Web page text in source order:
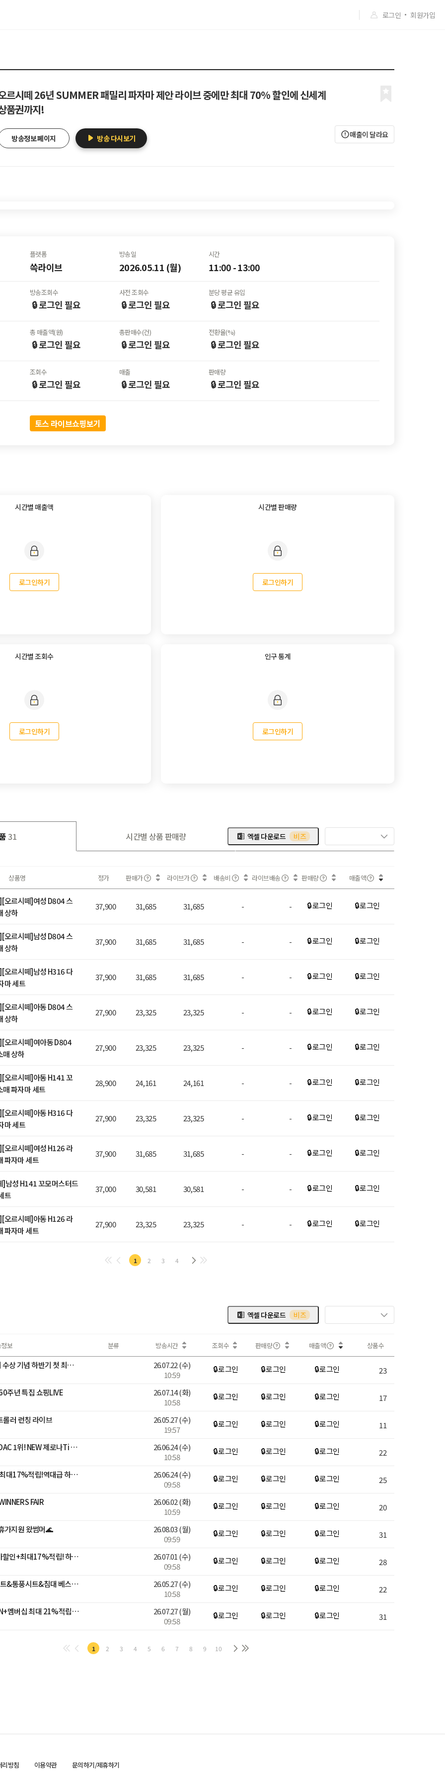
로그인 회원가입
르시떼 26년 SUMMER 패밀리 파자마 제안 라이브 중에만 최대 70% 할인에 신세계
품권까지!
방송정보 페이지 방송 다시보기 매출이 달라요
플랫폼
쓱라이브
방송일
2026.05.11 (월)
시간
11:00 - 13:00
방송조회수
🔒 로그인 필요
사전 조회수
🔒 로그인 필요
분당 평균 유입
🔒 로그인 필요
총 매출액(원)
🔒 로그인 필요
총판매수(건)
🔒 로그인 필요
전환율(%)
🔒 로그인 필요
조회수
🔒 로그인 필요
매출
🔒 로그인 필요
판매량
🔒 로그인 필요
토스 라이브쇼핑보기
시간별 매출액
로그인하기
시간별 판매량
로그인하기
시간별 조회수
로그인하기
인구 통계
로그인하기
31 시간별 상품 판매량 엑셀 다운로드 비즈
상품명 정가 판매가 라이브가 배송비 라이브배송 판매량 매출액
오르시떼]여성 D804 스
상하
37,900 31,685 31,685 - - 🔒 로그인 🔒 로그인
오르시떼]남성 D804 스
상하
37,900 31,685 31,685 - - 🔒 로그인 🔒 로그인
오르시떼]남성 H316 다
마 세트
37,900 31,685 31,685 - - 🔒 로그인 🔒 로그인
오르시떼]아동 D804 스
상하
27,900 23,325 23,325 - - 🔒 로그인 🔒 로그인
오르시떼]여아동 D804
매 상하
27,900 23,325 23,325 - - 🔒 로그인 🔒 로그인
오르시떼]아동 H141 꼬
매 파자마 세트
28,900 24,161 24,161 - - 🔒 로그인 🔒 로그인
오르시떼]아동 H316 다
마 세트
27,900 23,325 23,325 - - 🔒 로그인 🔒 로그인
오르시떼]여성 H126 라
파자마 세트
37,900 31,685 31,685 - - 🔒 로그인 🔒 로그인
남성 H141 꼬모머스터드
트
37,000 30,581 30,581 - - 🔒 로그인 🔒 로그인
오르시떼]아동 H126 라
파자마 세트
27,900 23,325 23,325 - - 🔒 로그인 🔒 로그인
1 2 3 4
엑셀 다운로드 비즈
보 분류 방송시간 조회수 판매량 매출액 상품수
[베스트어워즈] 누적 600회 수상 기념 하반기 첫 최대 혜택 LIVE 26.07.22(수)
10:59
🔒 로그인 🔒 로그인 🔒 로그인 23
주년 특집 쇼핑LIVE 26.07.14(화)
10:58
🔒 로그인 🔒 로그인 🔒 로그인 17
러 런칭 라이브 26.05.27(수)
19:57
🔒 로그인 🔒 로그인 🔒 로그인 11
[블루밍][싸이벡스]26년 ADAC 1위! NEW 제로나Ti 론칭LIVE 26.06.24(수)
10:58
🔒 로그인 🔒 로그인 🔒 로그인 22
[🔴LIVE]선착순 추가할인+최대17%적립!역대급 하기스 브랜드데이🎈 26.06.24(수)
09:58
🔒 로그인 🔒 로그인 🔒 로그인 25
FAIR 26.06.02(화)
10:59
🔒 로그인 🔒 로그인 🔒 로그인 20
가지원 왔썸머🌊 26.08.03(월)
09:59
🔒 로그인 🔒 로그인 🔒 로그인 31
[블루밍]🚨넾다 선착순 추가할인+최대17%적립! 하기스 멤버십데이🌟 26.07.01 (수)
09:58
🔒 로그인 🔒 로그인 🔒 로그인 28
27일 자정까지 다이치 카시트&통풍시트&침대 베스트셀러 최대 58% 혜택 26.05.27(수)
10:58
🔒 로그인 🔒 로그인 🔒 로그인 22
[베스트어워즈]🏆단 하루! N+멤버십 최대 21%적립🏅베스트 기저귀 26.07.27(월)
09:58
🔒 로그인 🔒 로그인 🔒 로그인 31
1 2 3 4 5 6 7 8 9 10
리방침 이용약관 문의하기/제휴하기